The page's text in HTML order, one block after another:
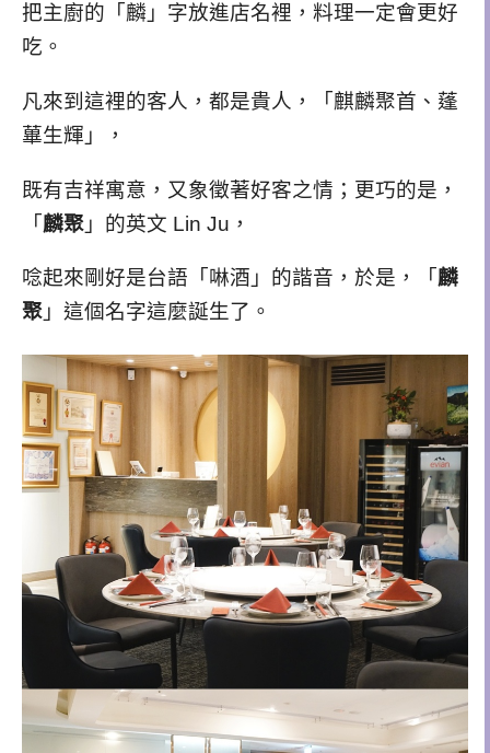
把主廚的「麟」字放進店名裡，料理一定會更好
吃。
凡來到這裡的客人，都是貴人，「麒麟聚首、蓬
蓽生輝」，
既有吉祥寓意，又象徵著好客之情；更巧的是，
「麟聚 」的英文 Lin Ju，
唸起來剛好是台語「啉酒」的諧音， 於是，「 麟
聚 」這個名字這麼誕生了。